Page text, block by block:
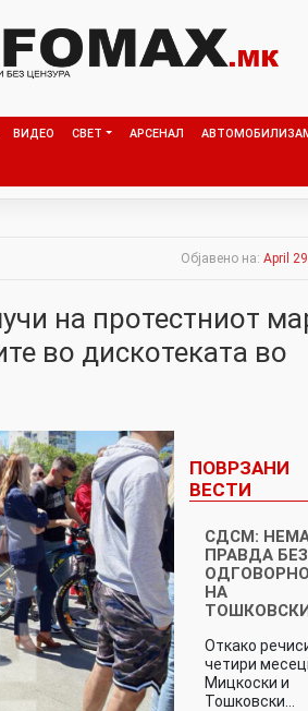
ВИДЕО СВЕТ АРСЕНАЛ
Објавено на: April
на протестниот
во дискотеката во
ПОВРЗАНИ
ВЕСТИ
СДСМ:
ПРАВДА БЕЗ
НА
Откако
четири
Мицкоски и
Тошковски…